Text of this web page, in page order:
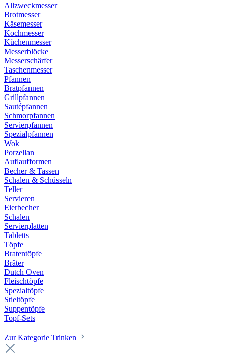
Allzweckmesser
Brotmesser
Käsemesser
Kochmesser
Küchenmesser
Messerblöcke
Messerschärfer
Taschenmesser
Pfannen
Bratpfannen
Grillpfannen
Sautépfannen
Schmorpfannen
Servierpfannen
Spezialpfannen
Wok
Porzellan
Auflaufformen
Becher & Tassen
Schalen & Schüsseln
Teller
Servieren
Eierbecher
Schalen
Servierplatten
Tabletts
Töpfe
Bratentöpfe
Bräter
Dutch Oven
Fleischtöpfe
Spezialtöpfe
Stieltöpfe
Suppentöpfe
Topf-Sets
Zur Kategorie Trinken